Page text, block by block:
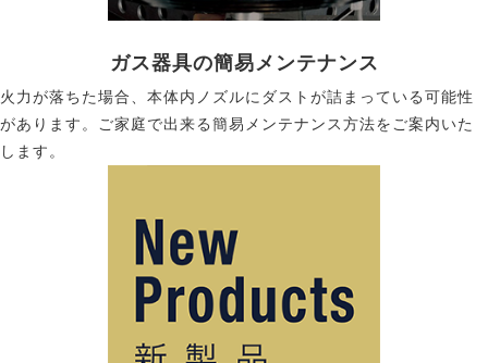
ガス器具の簡易メンテナンス
火力が落ちた場合、本体内ノズルにダストが詰まっている可能性
があります。ご家庭で出来る簡易メンテナンス方法をご案内いた
します。